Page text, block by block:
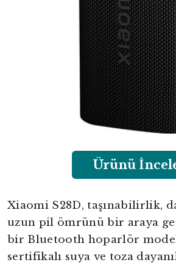
Ürünü
Xiaomi S28D, taşınabilirlik,
uzun pil ömrünü bir araya
bir Bluetooth hoparlör
sertifikalı suya ve toza